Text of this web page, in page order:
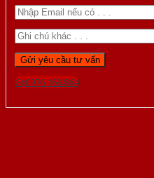
Gọi 0976.169.864